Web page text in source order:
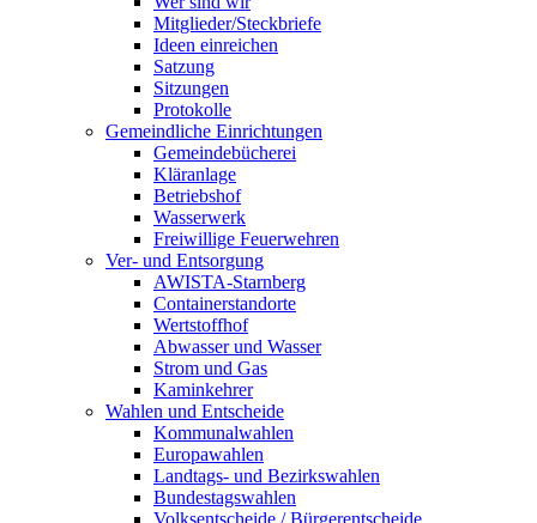
Mitglieder/Steckbriefe
Ideen einreichen
Satzung
Sitzungen
Protokolle
Gemeindliche Einrichtungen
Gemeindebücherei
Kläranlage
Betriebshof
Wasserwerk
Freiwillige Feuerwehren
Ver- und Entsorgung
AWISTA-Starnberg
Containerstandorte
Wertstoffhof
Abwasser und Wasser
Strom und Gas
Kaminkehrer
Wahlen und Entscheide
Kommunalwahlen
Europawahlen
Landtags- und Bezirkswahlen
Bundestagswahlen
Volksentscheide / Bürgerentscheide